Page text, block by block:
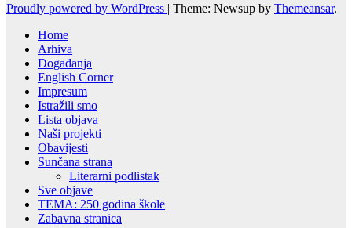
Proudly powered by WordPress | Theme: Newsup by Themeansar.
Home
Arhiva
Događanja
English Corner
Impresum
Istražili smo
Lista objava
Naši projekti
Obavijesti
Sunčana strana
Literarni podlistak
Sve objave
TEMA: 250 godina škole
Zabavna stranica